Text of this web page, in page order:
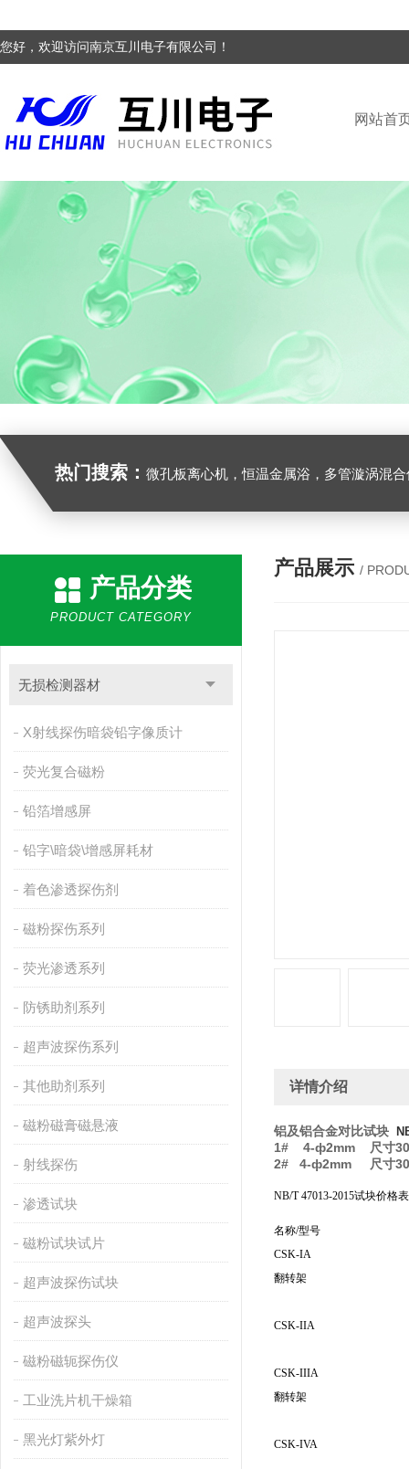
您好，欢迎访问南京互川电子有限公司！
网站首
热门搜索： 微孔板离心机，恒温金属浴，多管漩涡混合仪，梅毒旋转仪,红外线灭菌器，微孔板恒温振荡器，恒温混匀仪，水平摇床，牛奶抗生素恒
产品分类
PRODUCT CATEGORY
无损检测器材
X射线探伤暗袋铅字像质计
荧光复合磁粉
铅箔增感屏
铅字\暗袋\增感屏耗材
着色渗透探伤剂
磁粉探伤系列
荧光渗透系列
防锈助剂系列
超声波探伤系列
其他助剂系列
磁粉磁膏磁悬液
射线探伤
渗透试块
磁粉试块试片
超声波探伤试块
超声波探头
磁粉磁轭探伤仪
工业洗片机干燥箱
黑光灯紫外灯
产品展示 /
详情介绍
铝及铝合金对比试块
1# 4-ф2mm 尺寸
2# 4-ф2mm 尺寸
NB/T 47013-2015试块价格
名称/型号
CSK-IA
翻转架
CSK-IIA
CSK-IIIA
翻转架
CSK-IVA